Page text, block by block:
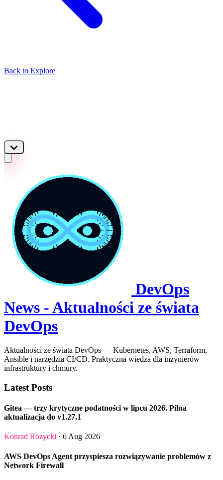
Back to Explore
DevOps
News - Aktualności ze świata
DevOps
Aktualności ze świata DevOps — Kubernetes, AWS, Terraform,
Ansible i narzędzia CI/CD. Praktyczna wiedza dla inżynierów
infrastruktury i chmury.
Latest Posts
Gitea — trzy krytyczne podatności w lipcu 2026. Pilna
aktualizacja do v1.27.1
Konrad Rozycki · 6 Aug 2026
AWS DevOps Agent przyspiesza rozwiązywanie problemów z
Network Firewall